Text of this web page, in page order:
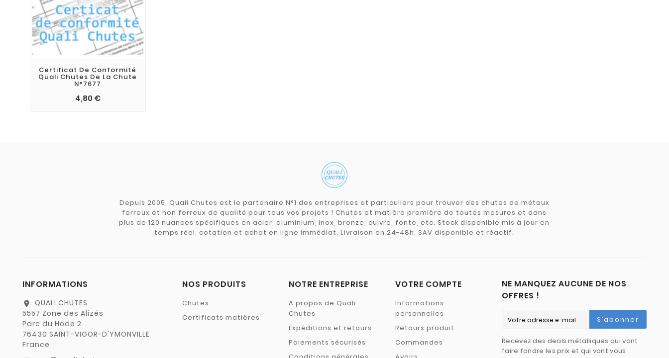
Certificat De Conformité
Quali Chutes De La Chute
N°7677
4,80 €
Depuis 2005, Quali Chutes est le partenaire N°1 des entreprises et particuliers pour trouver des chutes de métaux
ferreux et non ferreux de qualité pour tous vos projets ! Chutes et matière première de toutes mesures et dans
plus de 120 nuances spécifiques en acier, aluminium, inox, bronze, cuivre, fonte, etc. Stock disponible mis à jour en
temps réel, cotation et achat en ligne immédiat. Livraison en 24-48h. SAV disponible et réactif.
INFORMATIONS
location_on
QUALI CHUTES
5557 Zone des Alizés
Parc du Hode 2
76430 SAINT-VIGOR-D'YMONVILLE
France
NOS PRODUITS
Chutes
Certificats matières
NOTRE ENTREPRISE
A propos de Quali
Chutes
Expéditions et retours
Paiements sécurisés
VOTRE COMPTE
Informations
personnelles
Retours produit
Commandes
NE MANQUEZ AUCUNE DE NOS
OFFRES !
S’abonner
Recevez des deals métalliques qui vont
faire fondre les prix et qui vont vous